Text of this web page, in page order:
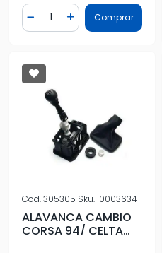
Diminuir Quantidade
Quantidade
Adicionar Quantidade
Comprar
Cod.305305 Sku.10003634
ALAVANCA CAMBIO
CORSA 94/ CELTA